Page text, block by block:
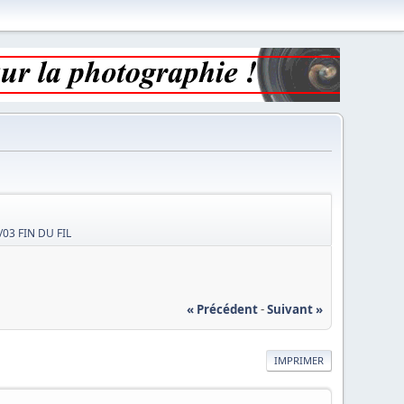
FIN DU FIL
« Précédent-Suivant »
IMPRIMER